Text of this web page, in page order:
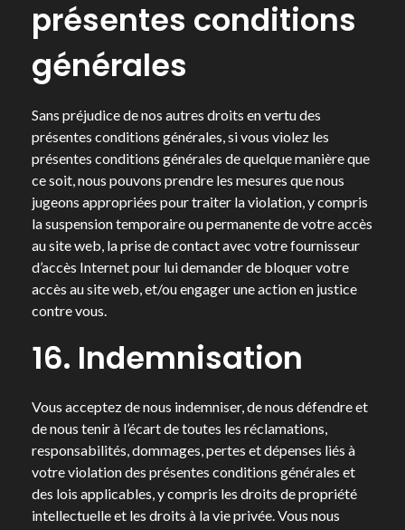
présentes conditions
générales
Sans préjudice de nos autres droits en vertu des
présentes conditions générales, si vous violez les
présentes conditions générales de quelque manière que
ce soit, nous pouvons prendre les mesures que nous
jugeons appropriées pour traiter la violation, y compris
la suspension temporaire ou permanente de votre accès
au site web, la prise de contact avec votre fournisseur
d’accès Internet pour lui demander de bloquer votre
accès au site web, et/ou engager une action en justice
contre vous.
16. Indemnisation
Vous acceptez de nous indemniser, de nous défendre et
de nous tenir à l’écart de toutes les réclamations,
responsabilités, dommages, pertes et dépenses liés à
votre violation des présentes conditions générales et
des lois applicables, y compris les droits de propriété
intellectuelle et les droits à la vie privée. Vous nous